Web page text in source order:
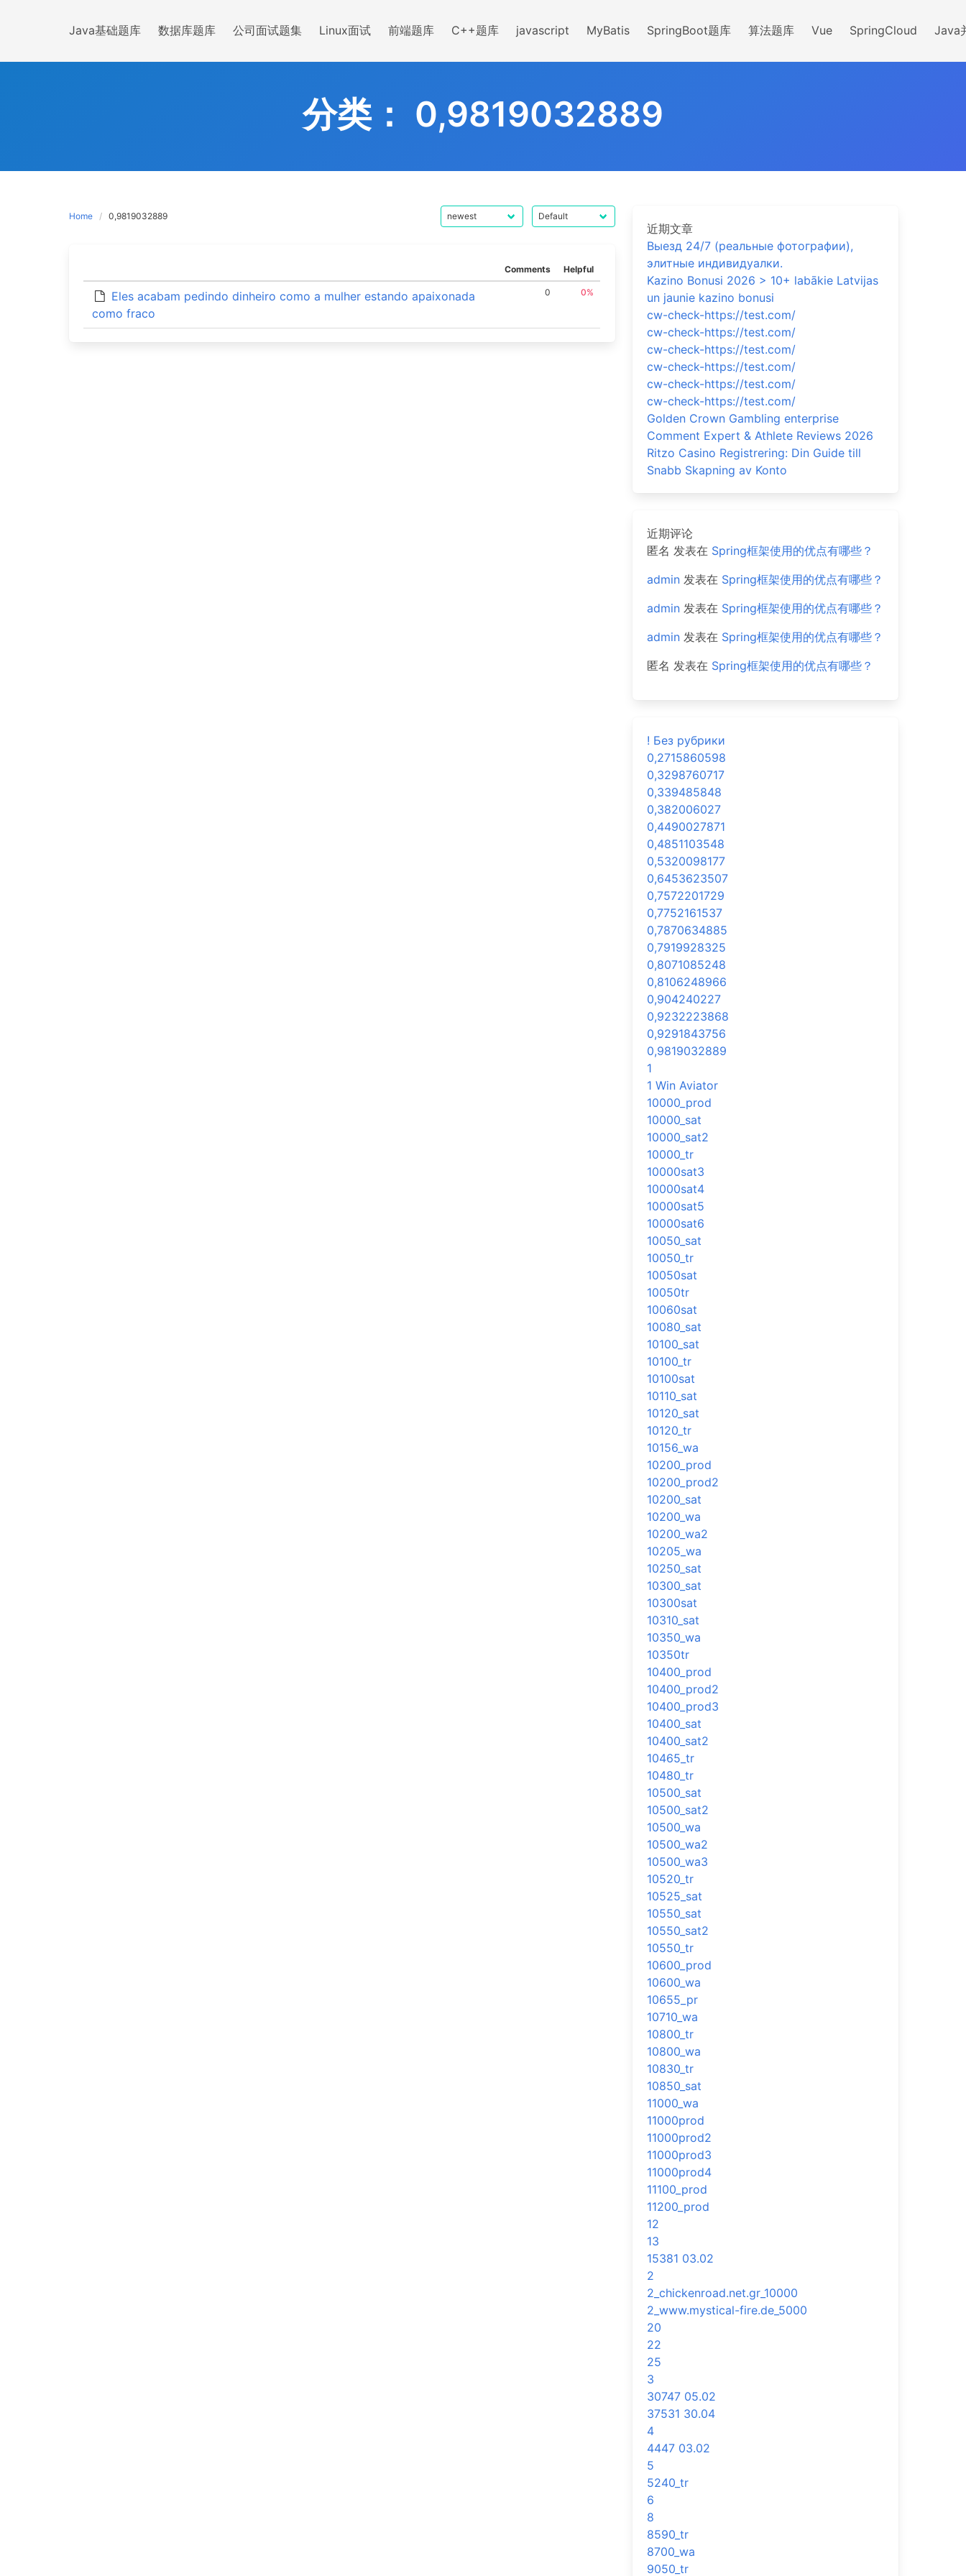
Java基础题库 数据库题库 公司面试题集 Linux面试 前端题库 C++题库 javascript MyBatis SpringBoot题库 算法题库 Vue SpringCloud Java
分类： 0,9819032889
Home 0,9819032889
Comments Helpful
Eles acabam pedindo dinheiro como a mulher estando apaixonada
como fraco
0 0%
近期文章
Выезд 24/7 (реальные фотографии),
элитные индивидуалки.
Kazino Bonusi 2026 > 10+ labākie Latvijas
un jaunie kazino bonusi
cw-check-https://test.com/
cw-check-https://test.com/
cw-check-https://test.com/
cw-check-https://test.com/
cw-check-https://test.com/
cw-check-https://test.com/
Golden Crown Gambling enterprise
Comment Expert & Athlete Reviews 2026
Ritzo Casino Registrering: Din Guide till
Snabb Skapning av Konto
近期评论
匿名 发表在 Spring框架使用的优点有哪些？
admin发表在 Spring框架使用的优点有哪些？
admin发表在 Spring框架使用的优点有哪些？
admin发表在 Spring框架使用的优点有哪些？
匿名 发表在 Spring框架使用的优点有哪些？
! Без рубрики
0,2715860598
0,3298760717
0,339485848
0,382006027
0,4490027871
0,4851103548
0,5320098177
0,6453623507
0,7572201729
0,7752161537
0,7870634885
0,7919928325
0,8071085248
0,8106248966
0,904240227
0,9232223868
0,9291843756
0,9819032889
1
1 Win Aviator
10000_prod
10000_sat
10000_sat2
10000_tr
10000sat3
10000sat4
10000sat5
10000sat6
10050_sat
10050_tr
10050sat
10050tr
10060sat
10080_sat
10100_sat
10100_tr
10100sat
10110_sat
10120_sat
10120_tr
10156_wa
10200_prod
10200_prod2
10200_sat
10200_wa
10200_wa2
10205_wa
10250_sat
10300_sat
10300sat
10310_sat
10350_wa
10350tr
10400_prod
10400_prod2
10400_prod3
10400_sat
10400_sat2
10465_tr
10480_tr
10500_sat
10500_sat2
10500_wa
10500_wa2
10500_wa3
10520_tr
10525_sat
10550_sat
10550_sat2
10550_tr
10600_prod
10600_wa
10655_pr
10710_wa
10800_tr
10800_wa
10830_tr
10850_sat
11000_wa
11000prod
11000prod2
11000prod3
11000prod4
11100_prod
11200_prod
12
13
15381 03.02
2
2_chickenroad.net.gr_10000
2_www.mystical-fire.de_5000
20
22
25
3
30747 05.02
37531 30.04
4
4447 03.02
5
5240_tr
6
8
8590_tr
8700_wa
9050_tr